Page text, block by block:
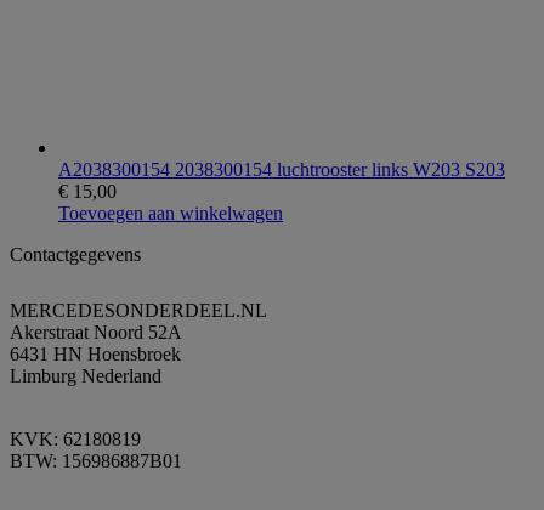
A2038300154 2038300154 luchtrooster links W203 S203
€ 15,00
Toevoegen aan winkelwagen
Contactgegevens
MERCEDESONDERDEEL.NL
Akerstraat Noord 52A
6431 HN Hoensbroek
Limburg Nederland
KVK: 62180819
BTW: 156986887B01